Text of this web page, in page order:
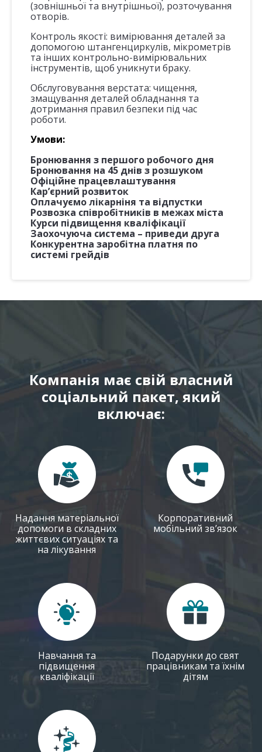
(зовнішньої та внутрішньої), розточування
отворів.
Контроль якості: вимірювання деталей за
допомогою штангенциркулів, мікрометрів
та інших контрольно-вимірювальних
інструментів, щоб уникнути браку.
Обслуговування верстата: чищення,
змащування деталей обладнання та
дотримання правил безпеки під час
роботи.
Умови:
Бронювання з першого робочого дня
Бронювання на 45 днів з розшуком
Офіційне працевлаштування
Кар’єрний розвиток
Оплачуємо лікарніня та відпустки
Розвозка співробітників в межах міста
Курси підвищення кваліфікації
Заохочуюча система – приведи друга
Конкурентна заробітна платня по
системі грейдів
Компанія має свій власний
соціальний пакет, який
включає:
Надання матеріальної
допомоги в складних
життєвих ситуаціях та
на лікування
Корпоративний
мобільний зв’язок
Навчання та
підвищення
кваліфікації
Подарунки до свят
працівникам та їхнім
дітям